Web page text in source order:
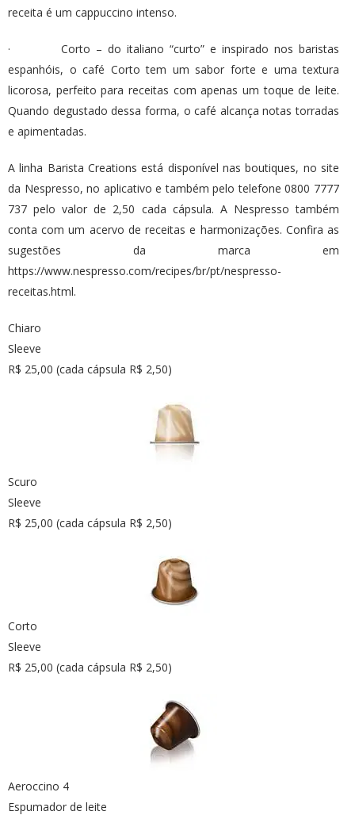
receita é um cappuccino intenso.
· Corto – do italiano “curto” e inspirado nos baristas
espanhóis, o café Corto tem um sabor forte e uma textura
licorosa, perfeito para receitas com apenas um toque de leite.
Quando degustado dessa forma, o café alcança notas torradas
e apimentadas.
A linha Barista Creations está disponível nas boutiques, no site
da Nespresso, no aplicativo e também pelo telefone 0800 7777
737 pelo valor de 2,50 cada cápsula. A Nespresso também
conta com um acervo de receitas e harmonizações. Confira as
sugestões da marca em
https://www.nespresso.com/recipes/br/pt/nespresso-
receitas.html.
Chiaro
Sleeve
R$ 25,00 (cada cápsula R$ 2,50)
Scuro
Sleeve
R$ 25,00 (cada cápsula R$ 2,50)
Corto
Sleeve
R$ 25,00 (cada cápsula R$ 2,50)
Aeroccino 4
Espumador de leite